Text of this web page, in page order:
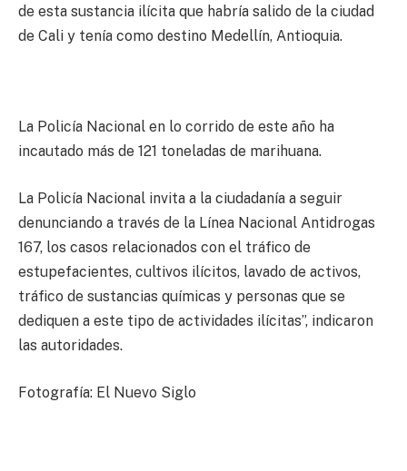
de esta sustancia ilícita que habría salido de la ciudad
de Cali y tenía como destino Medellín, Antioquia.
La Policía Nacional en lo corrido de este año ha
incautado más de 121 toneladas de marihuana.
La Policía Nacional invita a la ciudadanía a seguir
denunciando a través de la Línea Nacional Antidrogas
167, los casos relacionados con el tráfico de
estupefacientes, cultivos ilícitos, lavado de activos,
tráfico de sustancias químicas y personas que se
dediquen a este tipo de actividades ilícitas”, indicaron
las autoridades.
Fotografía: El Nuevo Siglo